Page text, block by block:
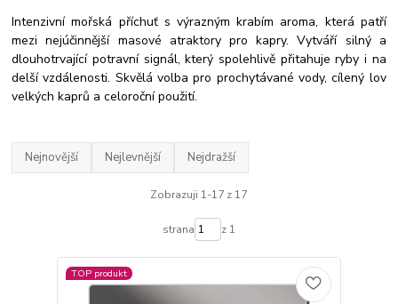
Intenzivní mořská příchuť s výrazným krabím aroma, která patří
mezi nejúčinnější masové atraktory pro kapry. Vytváří silný a
dlouhotrvající potravní signál, který spolehlivě přitahuje ryby i na
delší vzdálenosti. Skvělá volba pro prochytávané vody, cílený lov
velkých kaprů a celoroční použití.
Nejnovější Nejlevnější Nejdražší
Zobrazuji 1-17 z 17
strana z 1
TOP produkt